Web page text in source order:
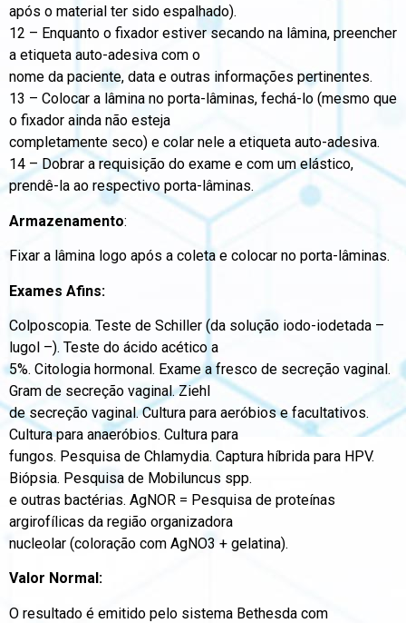
após o material ter sido espalhado).
12 – Enquanto o fixador estiver secando na lâmina, preencher
a etiqueta auto-adesiva com o
nome da paciente, data e outras informações pertinentes.
13 – Colocar a lâmina no porta-lâminas, fechá-lo (mesmo que
o fixador ainda não esteja
completamente seco) e colar nele a etiqueta auto-adesiva.
14 – Dobrar a requisição do exame e com um elástico,
prendê-la ao respectivo porta-lâminas.
Armazenamento:
Fixar a lâmina logo após a coleta e colocar no porta-lâminas.
Exames Afins:
Colposcopia. Teste de Schiller (da solução iodo-iodetada –
lugol –). Teste do ácido acético a
5%. Citologia hormonal. Exame a fresco de secreção vaginal.
Gram de secreção vaginal. Ziehl
de secreção vaginal. Cultura para aeróbios e facultativos.
Cultura para anaeróbios. Cultura para
fungos. Pesquisa de Chlamydia. Captura híbrida para HPV.
Biópsia. Pesquisa de Mobiluncus spp.
e outras bactérias. AgNOR = Pesquisa de proteínas
argirofílicas da região organizadora
nucleolar (coloração com AgNO3 + gelatina).
Valor Normal:
O resultado é emitido pelo sistema Bethesda com